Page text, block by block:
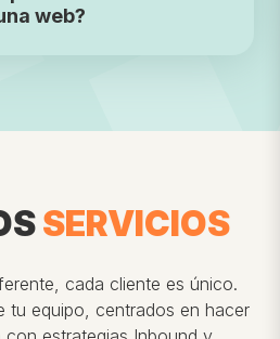
web?
SERVICIOS
cada cliente es único.
tu equipo, centrados en hacer